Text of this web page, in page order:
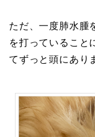
ただ、一度肺水腫
を打っていること
てずっと頭にあり